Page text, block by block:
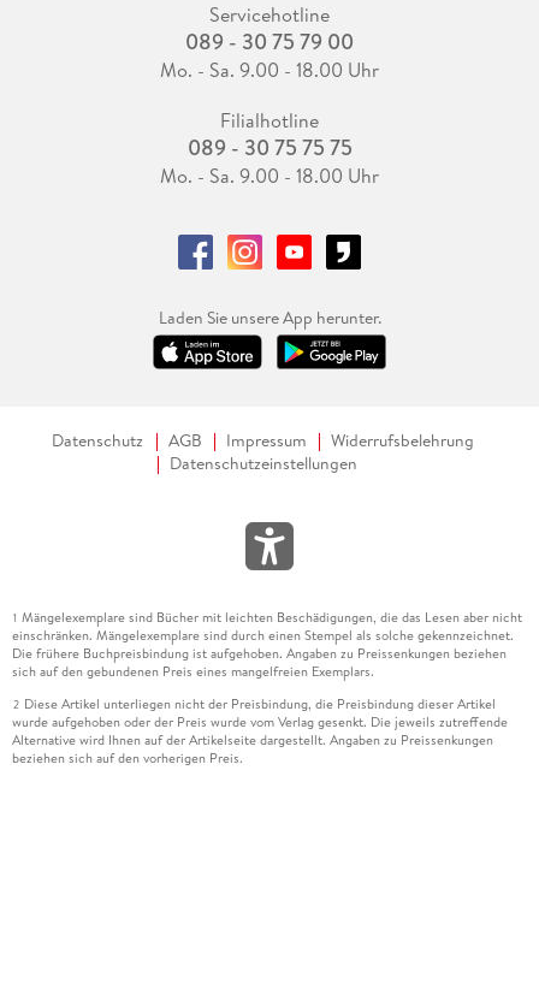
Servicehotline
089 - 30 75 79 00
Mo. - Sa. 9.00 - 18.00 Uhr
Filialhotline
089 - 30 75 75 75
Mo. - Sa. 9.00 - 18.00 Uhr
Laden Sie unsere App herunter.
Datenschutz AGB Impressum
Widerrufsbelehrung
Datenschutzeinstellungen
1 Mängelexemplare sind Bücher mit leichten Beschädigungen, die das Lesen aber nicht
einschränken. Mängelexemplare sind durch einen Stempel als solche gekennzeichnet.
Die frühere Buchpreisbindung ist aufgehoben. Angaben zu Preissenkungen beziehen
sich auf den gebundenen Preis eines mangelfreien Exemplars.
2 Diese Artikel unterliegen nicht der Preisbindung, die Preisbindung dieser Artikel
wurde aufgehoben oder der Preis wurde vom Verlag gesenkt. Die jeweils zutreffende
Alternative wird Ihnen auf der Artikelseite dargestellt. Angaben zu Preissenkungen
beziehen sich auf den vorherigen Preis.